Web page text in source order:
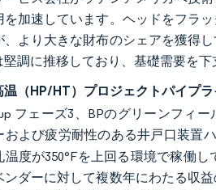
を加速しています。ヘッドをフラ
、より大きな財布のシェアを獲得
調に推移しており、基礎需要を下
温（HP/HT）プロジェクトパイプ
フェーズ3、BPのグリーンフィ
および疲労耐性のある井戸口装置
温度が350°Fを上回る環境で稼働
ンダーに対して複数年にわたる収